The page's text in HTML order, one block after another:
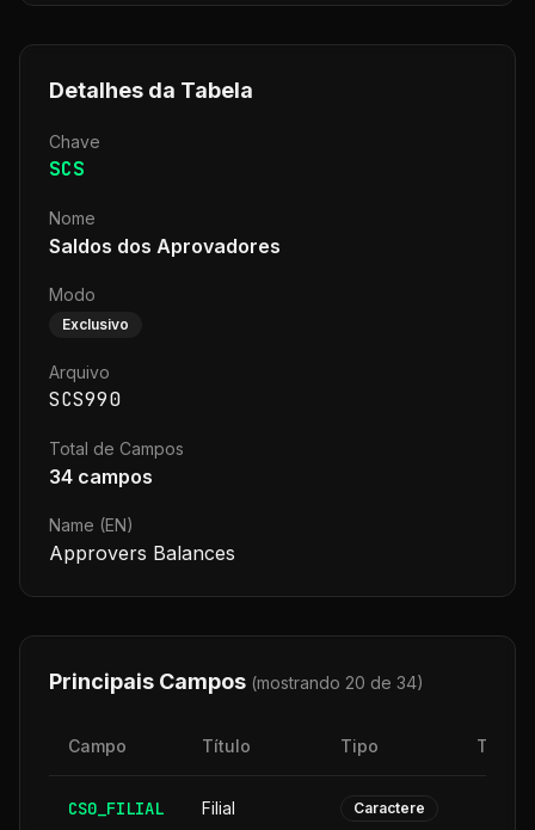
Detalhes da Tabela
Chave
SCS
Nome
Saldos dos Aprovadores
Modo
Exclusivo
Arquivo
SCS990
Total de Campos
34 campos
Name (EN)
Approvers Balances
Principais Campos (mostrando 20 de 34)
Campo Título Tipo
CS0_FILIAL Filial Caractere